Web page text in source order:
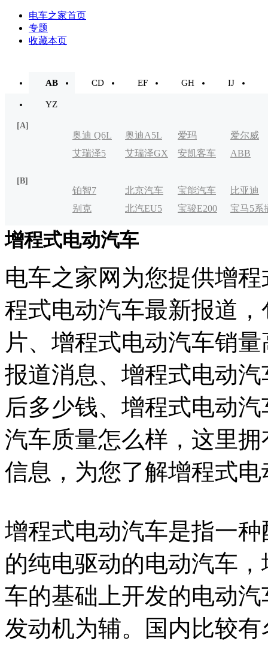
电车之家首页
专题
收藏本页
AB CD EF GH IJ
YZ
[A]
奥迪 Q6L
e-tron
奥迪A5L 爱玛
爱尔威
艾瑞泽5
艾瑞泽GX 安凯客车 ABB
[B]
铂智7 北京汽车
制造厂
宝能汽车
比亚迪
别克
VELITE
北汽EU5 宝骏E200 宝马5系
增程式电动汽车
电车之家网为您提供增
程式电动汽车最新报道
片、增程式电动汽车销
报道消息、增程式电动
后多少钱、增程式电动
汽车质量怎么样，这里
信息，为您了解增程式
增程式电动汽车是指一
的纯电驱动的电动汽车
车的基础上开发的电动
发动机为辅。国内比较